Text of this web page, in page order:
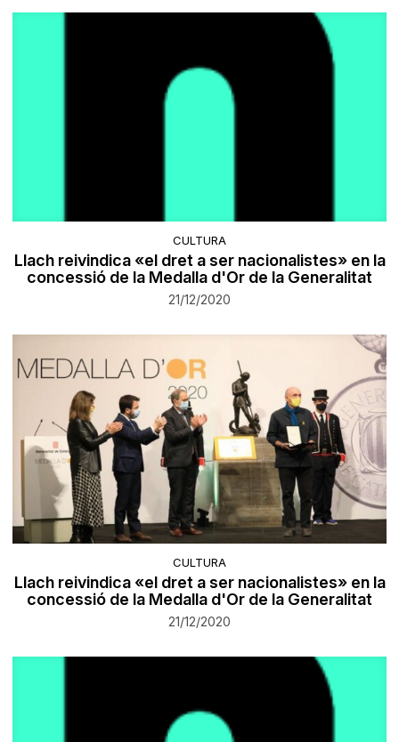
CULTURA
Llach reivindica «el dret a ser nacionalistes» en la
concessió de la Medalla d'Or de la Generalitat
21/12/2020
CULTURA
Llach reivindica «el dret a ser nacionalistes» en la
concessió de la Medalla d'Or de la Generalitat
21/12/2020